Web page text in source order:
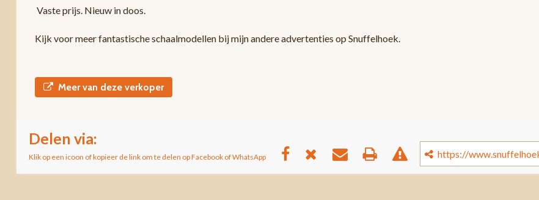
Vaste prijs. Nieuw in doos.
Kijk voor meer fantastische schaalmodellen bij mijn andere advertenties op Snuffelhoek.
Meer van deze verkoper
Delen via:
Klik op een icoon of kopieer de link om te delen op Facebook of WhatsApp